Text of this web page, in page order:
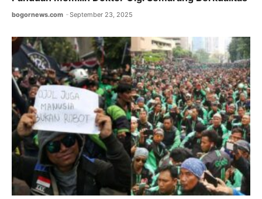
bogornews.com September 23, 2025